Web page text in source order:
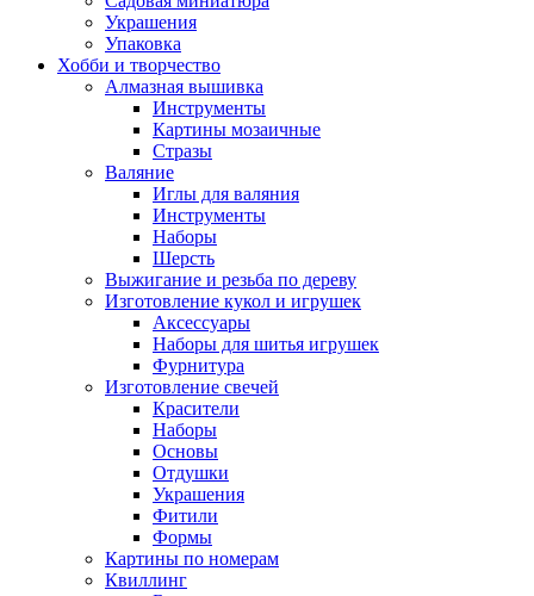
Украшения
Упаковка
Хобби и творчество
Алмазная вышивка
Инструменты
Картины мозаичные
Стразы
Валяние
Иглы для валяния
Инструменты
Наборы
Шерсть
Выжигание и резьба по дереву
Изготовление кукол и игрушек
Аксессуары
Наборы для шитья игрушек
Фурнитура
Изготовление свечей
Красители
Наборы
Основы
Отдушки
Украшения
Фитили
Формы
Картины по номерам
Квиллинг